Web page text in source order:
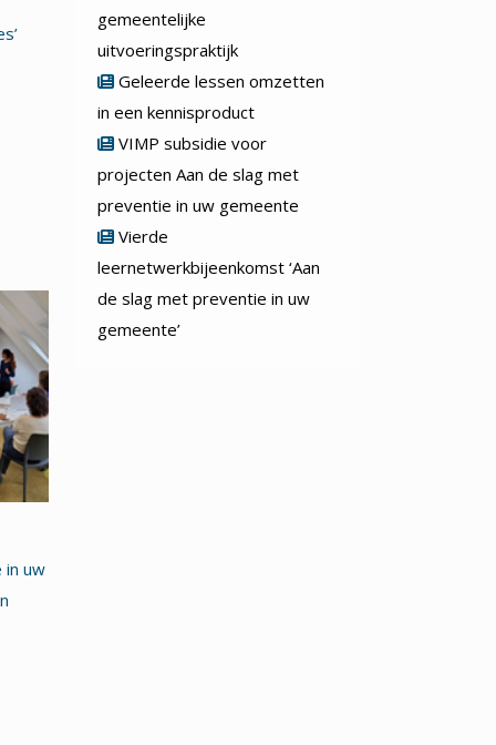
in uw
gemeentelijke
uitvoeringspraktijk
Geleerde lessen omzetten
in een kennisproduct
VIMP subsidie voor
projecten Aan de slag met
preventie in uw gemeente
Vierde
leernetwerkbijeenkomst ‘Aan
de slag met preventie in uw
gemeente’